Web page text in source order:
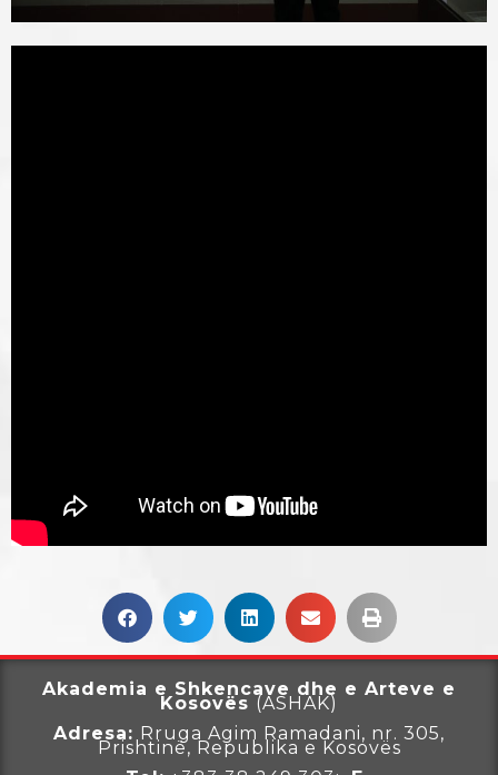
Akademia e Shkencave dhe e Arteve e
Kosovës (ASHAK)
Adresa: Rruga Agim Ramadani, nr. 305,
Prishtinë, Republika e Kosovës